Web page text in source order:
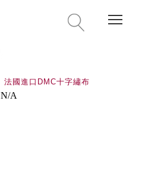
法國進口DMC十字繡布
N/A